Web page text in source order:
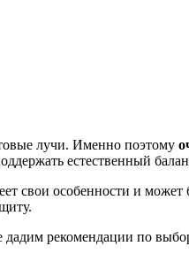
лучи. Именно поэтому
естественный
свои особенности и
рекомендации по